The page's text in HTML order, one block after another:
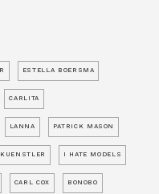
ESTELLA BOERSMA
CARLITA
LANNA PATRICK MASON
I HATE MODELS
CARL COX BONOBO